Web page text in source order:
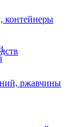
контейнеры
ржавчины